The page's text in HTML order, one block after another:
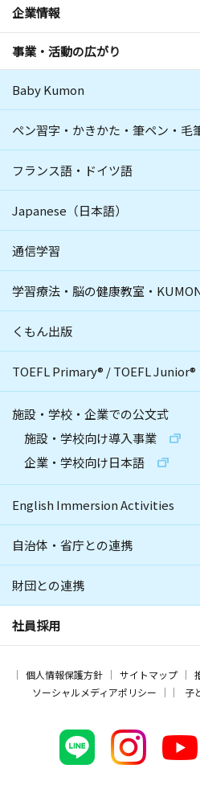
企業情報
事業・活動の広がり
Baby Kumon
ペン習字・かきかた・筆ペン・毛
フランス語・ドイツ語
Japanese（日本語）
通信学習
学習療法・脳の健康教室・
くもん出版
TOEFL Primary® /TOEFL Junior®
施設・学校・企業での公文式
施設・学校向け導入事業
企業・学校向け日本語
English Immersion Activities
自治体・省庁との連携
財団との連携
社員採用
個人情報保護方針 サイトマップ
ソーシャルメディアポリシー
子